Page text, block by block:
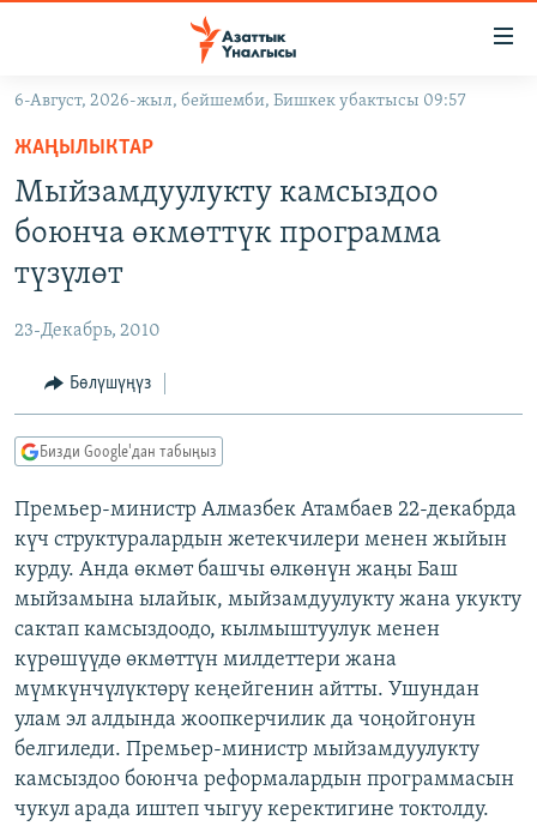
Навигацияга
өтүңүз
Издөөгө
салыңыз
МАДАНИЯТ
ДҮЙНӨ
ТВ ПРОГРАММАЛАР
БҮГҮН АЗАТТЫКТА
ДАНИСТЕ
ЭЖЕ-СИҢДИЛЕР
АЗАТТЫК+
ПОДКАСТ
ОНЛАЙН ШЕРИНЕ
ЭЕ/АРнун бардык сайттары
6-Август, 2026-жыл, бейшемби, Бишкек убактысы 09:57
ЖАҢЫЛЫКТАР
Мыйзамдуулукту камсыздоо
боюнча өкмөттүк программа
түзүлөт
23-Декабрь, 2010
Бөлүшүңүз
Бизди Google'дан табыңыз
Премьер-министр Алмазбек Атамбаев 22-декабрда
күч структуралардын жетекчилери менен жыйын
курду. Анда өкмөт башчы өлкөнүн жаңы Баш
мыйзамына ылайык, мыйзамдуулукту жана укукту
сактап камсыздоодо, кылмыштуулук менен
күрөшүүдө өкмөттүн милдеттери жана
мүмкүнчүлүктөрү кеңейгенин айтты. Ушундан
улам эл алдында жоопкерчилик да чоңойгонун
белгиледи. Премьер-министр мыйзамдуулукту
камсыздоо боюнча реформалардын программасын
чукул арада иштеп чыгуу керектигине токтолду.